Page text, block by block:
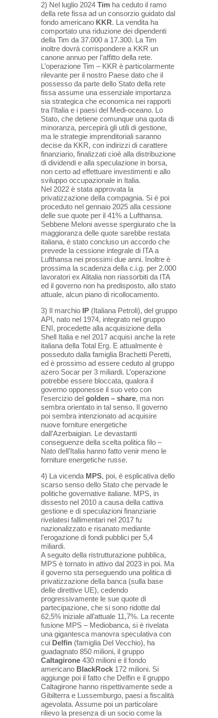
2) Nel luglio 2024 Tim ha ceduto il ramo
della rete fissa ad un consorzio guidato dal
fondo americano KKR. La vendita ha
comportato una riduzione dei dipendenti
della Tim da 37.000 a 17.300. La Tim
inoltre dovrà corrispondere a KKR un
canone annuo per l’affitto della rete.
L’operazione Tim – KKR è particolarmente
rilevante per il nostro Paese dato che il
possesso da parte dello Stato della rete
fissa assume una essenziale importanza
sia strategica che economica nei rapporti
tra l’Italia e i paesi del Medi-oceano. Lo
Stato, che detiene comunque una quota di
minoranza, percepirà gli utili di gestione,
ma le strategie imprenditoriali saranno
decise da KKR, con indirizzi di carattere
finanziario, finalizzati cioè alla distribuzione
di dividendi e alla speculazione in borsa,
non certo ad effettuare investimenti e allo
sviluppo occupazionale in Italia.
Nel 2022 è stata approvata la
privatizzazione della compagnia. Si è poi
proceduto nel gennaio 2025 alla cessione
delle sue quote per il 41% a Lufthansa.
Sebbene Meloni avesse spergiurato che la
maggioranza delle quote sarebbe restata
italiana, è stato concluso un accordo che
prevede la cessione integrale di ITA a
Lufthansa nei prossimi due anni. Inoltre è
prossima la scadenza della c.i.g. per 2.000
lavoratori ex Alitalia non riassorbiti da ITA
ed il governo non ha predisposto, allo stato
attuale, alcun piano di ricollocamento.
3) Il marchio IP (Italiana Petroli), del gruppo
API, nato nel 1974, integrato nel gruppo
ENI, procedette alla acquisizione della
Shell Italia e nel 2017 acquisì anche la rete
italiana della Total Erg. E attualmente è
posseduto dalla famiglia Brachetti Peretti,
ed è prossimo ad essere ceduto al gruppo
azero Socar per 3 miliardi. L’operazione
potrebbe essere bloccata, qualora il
governo opponesse il suo veto con
l’esercizio del golden – share, ma non
sembra orientato in tal senso. Il governo
poi sembra intenzionato ad acquisire
nuove forniture energetiche
dall’Azerbaigian. Le devastanti
conseguenze della scelta politica filo –
Nato dell’Italia hanno fatto venir meno le
forniture energetiche russe.
4) La vicenda MPS, poi, è esplicativa dello
scarso senso dello Stato che pervade le
politiche governative italiane. MPS, in
dissesto nel 2010 a causa della cattiva
gestione e di speculazioni finanziarie
rivelatesi fallimentari nel 2017 fu
nazionalizzato e risanato mediante
l’erogazione di fondi pubblici per 5,4
miliardi.
A seguito della ristrutturazione pubblica,
MPS è tornato in attivo dal 2023 in poi. Ma
il governo sta perseguendo una politica di
privatizzazione della banca (sulla base
delle direttive UE), cedendo
progressivamente le sue quote di
partecipazione, che si sono ridotte dal
62,5% iniziale all’attuale 11,7%. La recente
fusione MPS – Mediobanca, si è rivelata
una gigantesca manovra speculativa con
cui Delfin (famiglia Del Vecchio), ha
guadagnato 850 milioni, il gruppo
Caltagirone 430 milioni e il fondo
americano BlackRock 172 milioni. Si
aggiunge poi il fatto che Delfin e il gruppo
Caltagirone hanno rispettivamente sede a
Gibilterra e Lussemburgo, paesi a fiscalità
agevolata. Assume poi un particolare
rilievo la presenza di un socio come la